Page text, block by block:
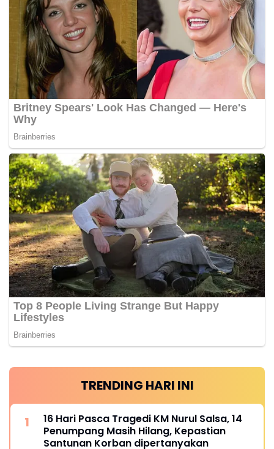
TRENDING HARI INI
16 Hari Pasca Tragedi KM Nurul Salsa, 14
Penumpang Masih Hilang, Kepastian
Santunan Korban dipertanyakan